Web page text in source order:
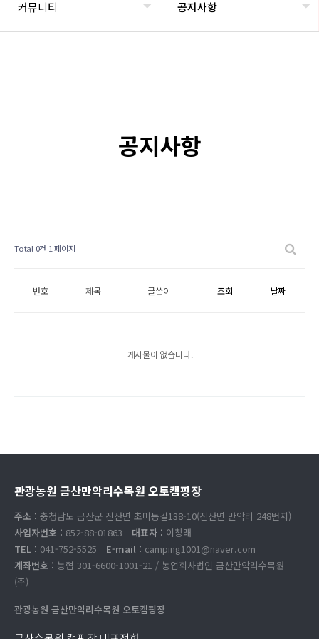
커뮤니티 공지사항
공지사항
Total 0건 1 페이지
번호 제목 글쓴이 조회 날짜
게시물이 없습니다.
관광농원 금산만악리수목원 오토캠핑장
주소 : 충청남도 금산군 진산면 초미동길138-10(진산면 만악리 248번지)
사업자번호 : 852-88-01863 대표자 : 이창래
TEL : 041-752-5525 E-mail : camping1001@naver.com
계좌번호 : 농협 301-6600-1001-21 / 농업회사법인 금산만악리수목원
(주)
관광농원 금산만악리수목원 오토캠핑장